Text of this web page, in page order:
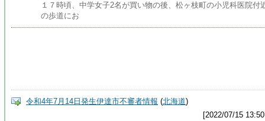
１７時頃、中学女子2名が買い物の後、松ヶ枝町の小児科医院付
の歩道にお
令和4年7月14日発生伊達市不審者情報 (北海道)
[2022/07/15